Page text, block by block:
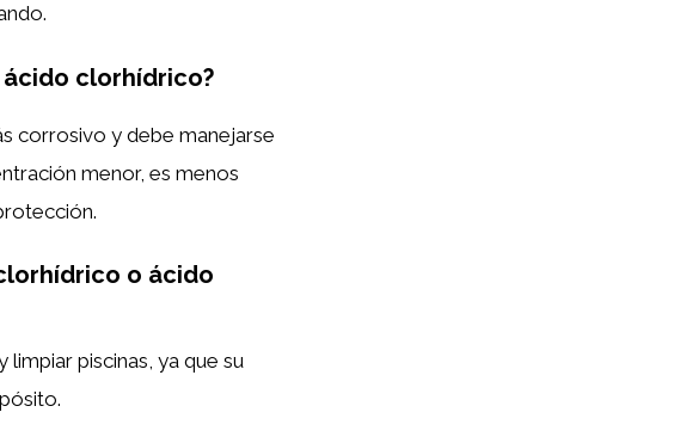
ácido clorhídrico?
corrosivo y debe manejarse
menor, es menos
o ácido
piscinas, ya que su